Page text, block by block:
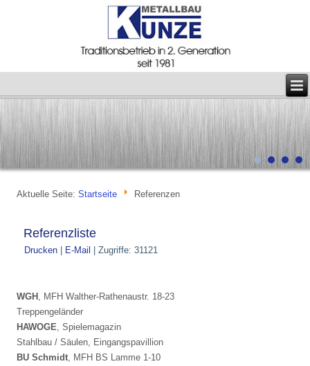
Aktuelle Seite:Startseite Referenzen
Referenzliste
Drucken E-Mail | Zugriffe: 31121
WGH
, MFH Walther-Rathenaustr. 18-23
Treppengeländer
HAWOGE , Spielemagazin
Stahlbau / Säulen, Eingangspavillion
BU Schmidt , MFH BS Lamme 1-10